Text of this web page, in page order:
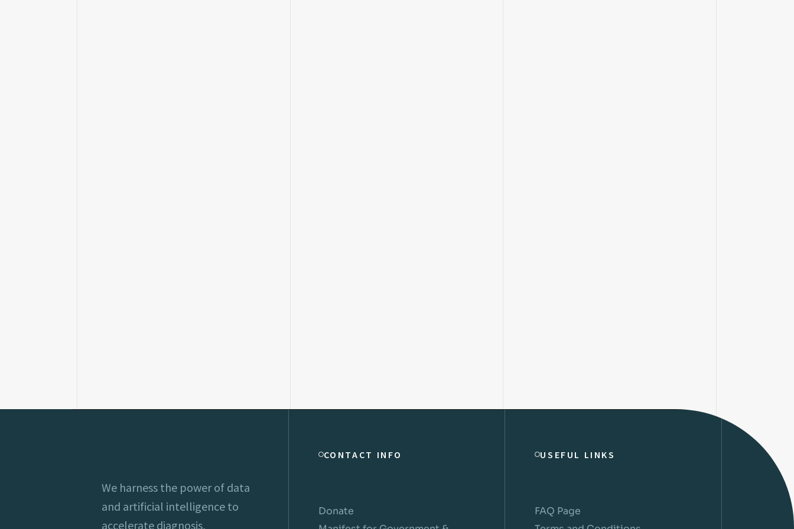
We harness the power of data
and artificial intelligence to
accelerate diagnosis,
CONTACT INFO
Donate
USEFUL LINKS
FAQ Page